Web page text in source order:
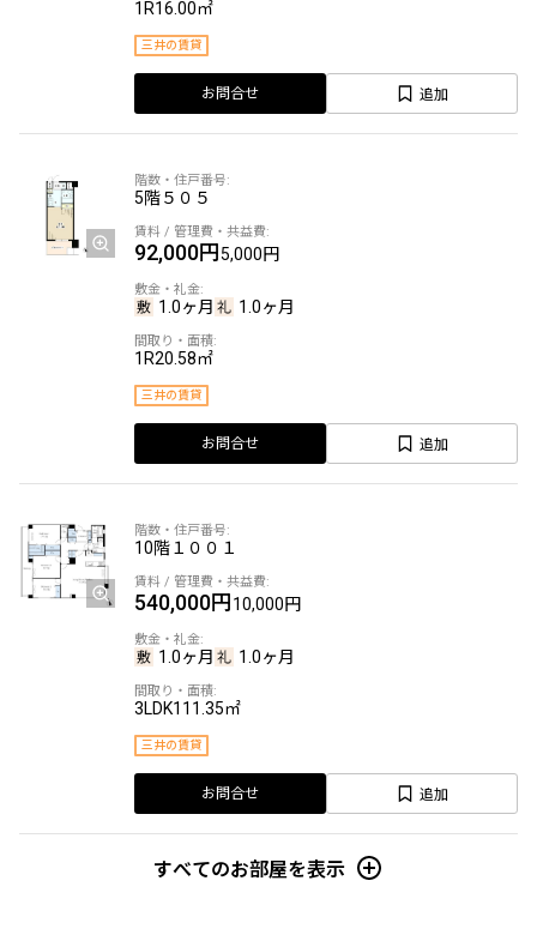
1R16.00㎡
三井の賃貸
お問合せ 追加
5階５０５
92,000円5,000円
1.0ヶ月 1.0ヶ月
1R20.58㎡
三井の賃貸
お問合せ 追加
10階 １００１
540,000円10,000円
1.0ヶ月 1.0ヶ月
3LDK111.35㎡
三井の賃貸
お問合せ 追加
すべてのお部屋を表示